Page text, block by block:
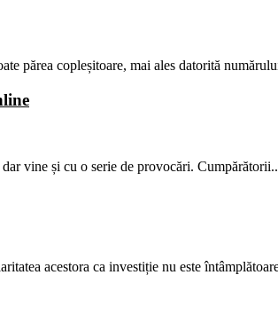
părea copleșitoare, mai ales datorită
vine și cu o serie de provocări.
acestora ca investiție nu este